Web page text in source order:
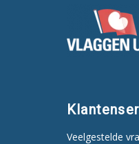
Veelgestelde